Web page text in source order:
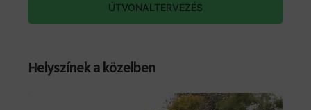
ÚTVONALTERVEZÉS
Helyszínek a közelben